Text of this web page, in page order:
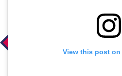
View this post on